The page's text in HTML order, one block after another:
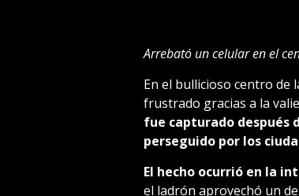
Arrebató un celular en el
En el bullicioso centro de
frustrado gracias a la
fue capturado después
perseguido por los
El hecho ocurrió en la
el ladrón aprovechó un